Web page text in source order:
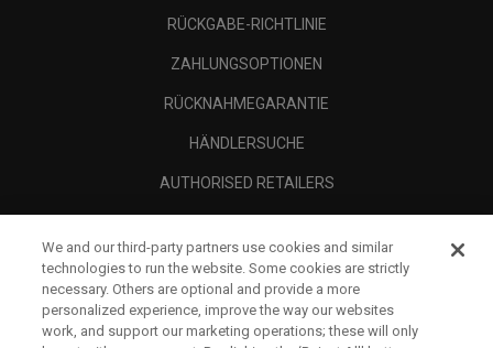
RÜCKGABE-RICHTLINIE
ZAHLUNGSOPTIONEN
RÜCKNAHMEGARANTIE
HÄNDLERSUCHE
AUTHORISED RETAILERS
UNTERNEHMENSPROFIL
RECHTLICHES-
We and our third-party partners use cookies and similar
technologies to run the website. Some cookies are strictly
necessary. Others are optional and provide a more
personalized experience, improve the way our websites
work, and support our marketing operations; these will only